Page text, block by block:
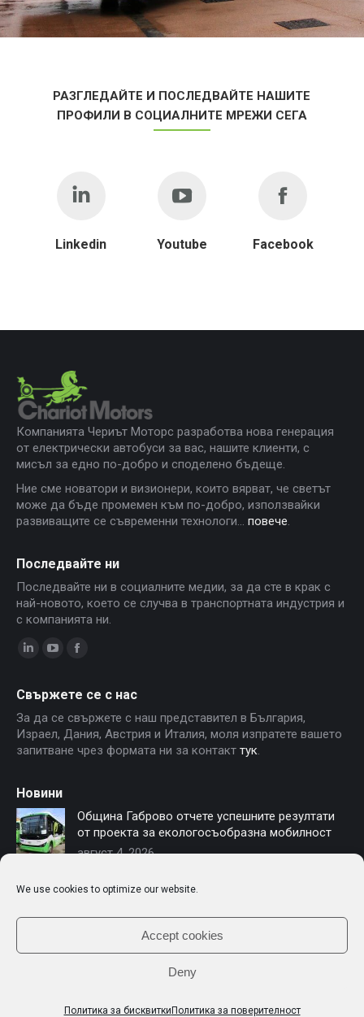
We use cookies to optimize our website.
Accept cookies
Deny
Политика за бисквитки Политика за поверителност
РАЗГЛЕДАЙТЕ И ПОСЛЕДВАЙТЕ НАШИТЕ
ПРОФИЛИ В СОЦИАЛНИТЕ МРЕЖИ СЕГА
Linkedin Youtube Facebook
Компанията Чериът Моторс разработва нова генерация
от електрически автобуси за вас, нашите клиенти, с
мисъл за едно по-добро и споделено бъдеще.
Ние сме новатори и визионери, които вярват, че светът
може да бъде промемен към по-добро, използвайки
развиващите се съвременни технологи... повече.
Последвайте ни
Последвайте ни в социалните медии, за да сте в крак с
най-новото, което се случва в транспортната индустрия и
с компанията ни.
opens
in
new
opens
in
new
opens
in
new
Свържете се с нас
За да се свържете с наш представител в България,
Израел, Дания, Австрия и Италия, моля изпратете вашето
запитване чрез формата ни за контакт тук.
Новини
Община Габрово отчете успешните резултати
от проекта за екологосъобразна мобилност
август 4, 2026
София осигурява финансиране за нови
електробуси – Чериът Моторс е част от
модернизацията на градския транспорт
юли 16, 2026